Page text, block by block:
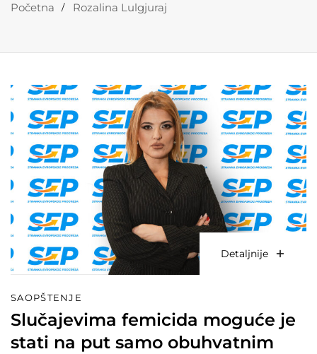
Početna Rozalina Lulgjuraj
Detaljnije
SAOPŠTENJE
Slučajevima femicida moguće je
stati na put samo obuhvatnim